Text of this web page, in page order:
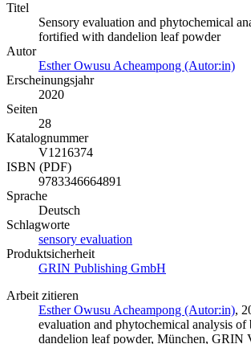
Titel
Sensory evaluation and phytochemical
fortified with dandelion leaf powder
Autor
Esther Owusu Acheampong (Autor:in)
Erscheinungsjahr
2020
Seiten
28
Katalognummer
V1216374
ISBN (PDF)
9783346664891
Sprache
Deutsch
Schlagworte
sensory evaluation
Produktsicherheit
GRIN Publishing GmbH
Arbeit zitieren
Esther Owusu Acheampong (Autor:in),
evaluation and phytochemical analysis
dandelion leaf powder, München, GRIN